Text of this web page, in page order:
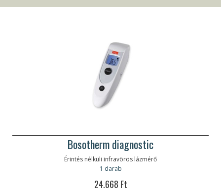
Bosotherm diagnostic
Érintés nélküli infravörös lázmérő
1 darab
24.668 Ft